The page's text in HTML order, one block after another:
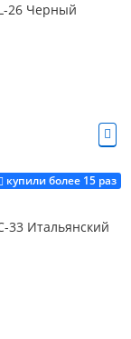
26 Черный
купили более 15 раз
33 Итальянский